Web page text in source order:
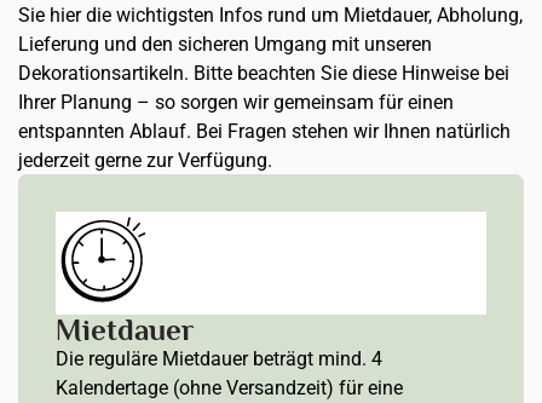
Sie hier die wichtigsten Infos rund um Mietdauer, Abholung,
Lieferung und den sicheren Umgang mit unseren
Dekorationsartikeln. Bitte beachten Sie diese Hinweise bei
Ihrer Planung – so sorgen wir gemeinsam für einen
entspannten Ablauf. Bei Fragen stehen wir Ihnen natürlich
jederzeit gerne zur Verfügung.
Mietdauer
Die reguläre Mietdauer beträgt mind. 4
Kalendertage (ohne Versandzeit) für eine